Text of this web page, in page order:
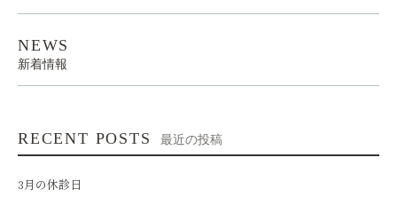
NEWS
新着情報
RECENT POSTS 最近の投稿
3月の休診日